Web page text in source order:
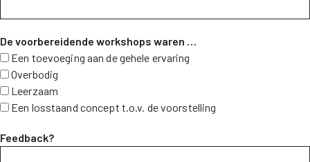
De voorbereidende workshops waren …
Een toevoeging aan de gehele ervaring
Overbodig
Leerzaam
Een losstaand concept t.o.v. de voorstelling
Feedback?